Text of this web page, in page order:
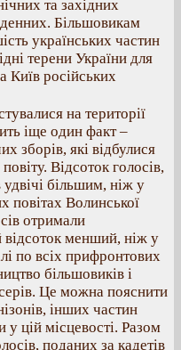
та західних
Більшовикам
українських частин
терени України для
Київ російських
на території
іще один факт –
зборів, які відбулися
Відсоток голосів,
більшим, ніж у
повітах Волинської
отримали
відсоток менший, ніж у
по всіх прифронтових
більшовиків і
Це можна пояснити
інших частин
у цій місцевості. Разом
поданих за кадетів